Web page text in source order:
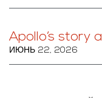
Apollo’s story
ИЮНЬ 22, 2026